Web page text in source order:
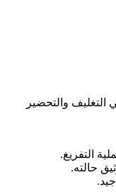
والتحضير
التفريغ.
حالته.